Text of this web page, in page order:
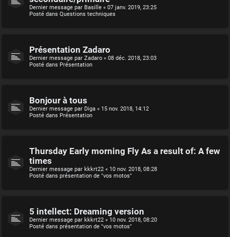
Dernier message par Basille « 07 janv. 2019, 23:25
Posté dans Questions techniques
Présentation Zadaro
Dernier message par Zadaro « 08 déc. 2018, 23:03
Posté dans Présentation
Bonjour à tous
Dernier message par Diga « 15 nov. 2018, 14:12
Posté dans Présentation
Thursday Early morning Fly As a result of: A few
times
Dernier message par kkkrt22 « 10 nov. 2018, 08:28
Posté dans présentation de "vos motos"
5 intellect: Dreaming version
Dernier message par kkkrt22 « 10 nov. 2018, 08:20
Posté dans présentation de "vos motos"